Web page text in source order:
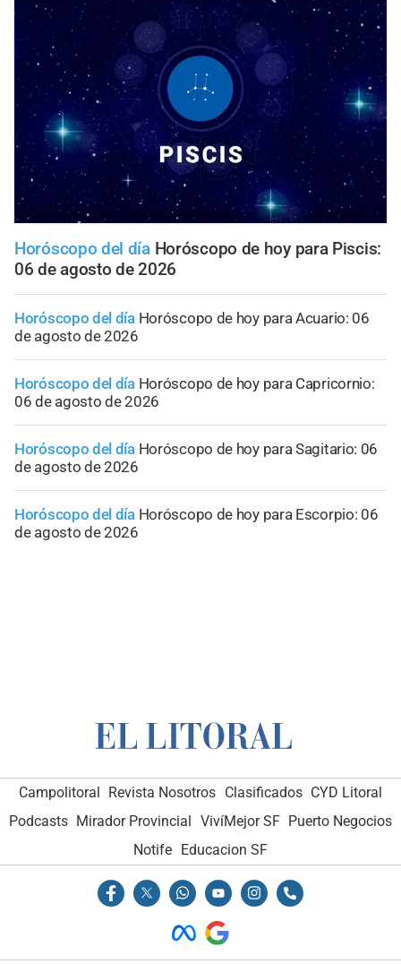
Horóscopo del día Horóscopo de hoy para Piscis:
06 de agosto de 2026
Horóscopo del día Horóscopo de hoy para Acuario: 06
de agosto de 2026
Horóscopo del día Horóscopo de hoy para Capricornio:
06 de agosto de 2026
Horóscopo del día Horóscopo de hoy para Sagitario: 06
de agosto de 2026
Horóscopo del día Horóscopo de hoy para Escorpio: 06
de agosto de 2026
Campolitoral Revista Nosotros Clasificados CYD Litoral
Podcasts Mirador Provincial VivíMejor SF Puerto Negocios
Notife Educacion SF